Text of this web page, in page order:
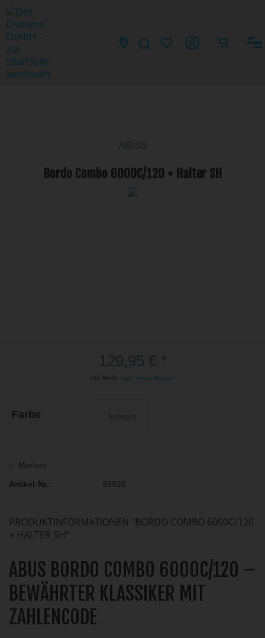
ABUS
Bordo Combo 6000C/120 + Halter SH
inkl. MwSt. zzgl. Versandkosten
Farbe
Merken
Artikel-Nr.:
99926
PRODUKTINFORMATIONEN "BORDO COMBO 6000C/120
+ HALTER SH"
ABUS BORDO COMBO 6000C/120 –
BEWÄHRTER KLASSIKER MIT
ZAHLENCODE